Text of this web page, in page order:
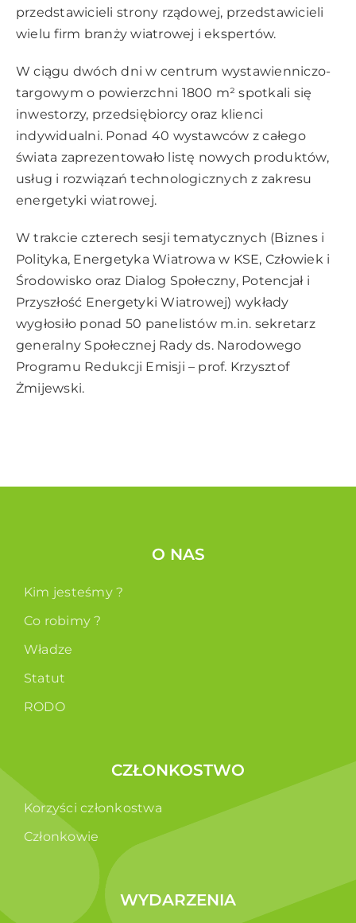
przedstawicieli strony rządowej, przedstawicieli
wielu firm branży wiatrowej i ekspertów.
W ciągu dwóch dni w centrum wystawienniczo-
targowym o powierzchni 1800 m² spotkali się
inwestorzy, przedsiębiorcy oraz klienci
indywidualni. Ponad 40 wystawców z całego
świata zaprezentowało listę nowych produktów,
usług i rozwiązań technologicznych z zakresu
energetyki wiatrowej.
W trakcie czterech sesji tematycznych (Biznes i
Polityka, Energetyka Wiatrowa w KSE, Człowiek i
Środowisko oraz Dialog Społeczny, Potencjał i
Przyszłość Energetyki Wiatrowej) wykłady
wygłosiło ponad 50 panelistów m.in. sekretarz
generalny Społecznej Rady ds. Narodowego
Programu Redukcji Emisji – prof. Krzysztof
Żmijewski.
O NAS
Kim jesteśmy ?
Co robimy ?
Władze
Statut
RODO
CZŁONKOSTWO
Korzyści członkostwa
Członkowie
WYDARZENIA